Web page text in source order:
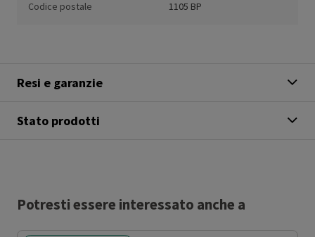
Codice postale 1105 BP
Resi e garanzie
Stato prodotti
Potresti essere interessato anche a